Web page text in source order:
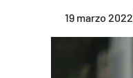
19 marzo 2022